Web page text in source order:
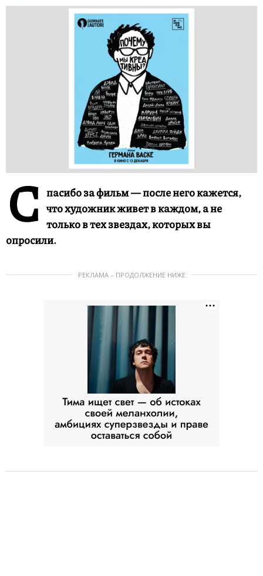
С пасибо за фильм — после него кажется,
что художник живет в каждом, а не
только в тех звездах, которых вы
опросили.
РЕКЛАМА – ПРОДОЛЖЕНИЕ НИЖЕ